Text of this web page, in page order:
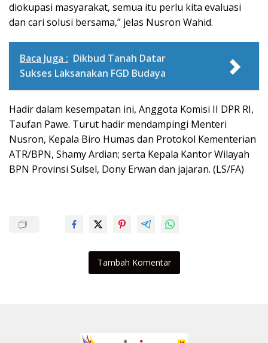
diokupasi masyarakat, semua itu perlu kita evaluasi
dan cari solusi bersama,” jelas Nusron Wahid.
Baca Juga : Dikbud Tanah Datar
Sukses Laksanakan FGD Budaya
Hadir dalam kesempatan ini, Anggota Komisi II DPR RI,
Taufan Pawe. Turut hadir mendampingi Menteri
Nusron, Kepala Biro Humas dan Protokol Kementerian
ATR/BPN, Shamy Ardian; serta Kepala Kantor Wilayah
BPN Provinsi Sulsel, Dony Erwan dan jajaran. (LS/FA)
Tambah Komentar